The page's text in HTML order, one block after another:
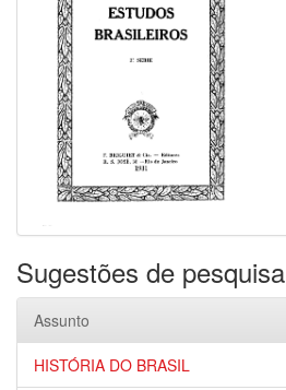
Sugestões de pesquisa
Assunto
HISTÓRIA DO BRASIL